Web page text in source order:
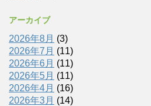
アーカイブ
2026年8月 (3)
2026年7月 (11)
2026年6月 (11)
2026年5月 (11)
2026年4月 (16)
2026年3月 (14)